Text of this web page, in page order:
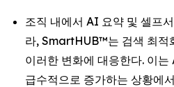
조직 내에서 AI 요약 및 셀프
라, SmartHUB™는 검색 최적
이러한 변화에 대응한다. 이
급수적으로 증가하는 상황에